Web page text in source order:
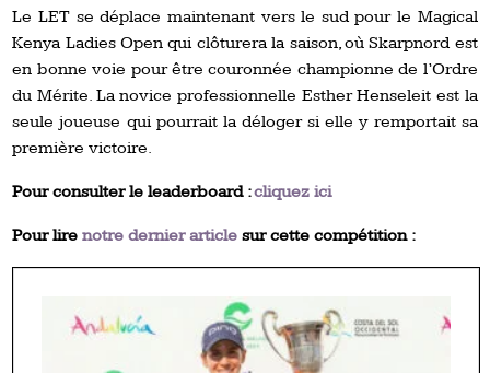
Le LET se déplace maintenant vers le sud pour le Magical
Kenya Ladies Open qui clôturera la saison, où Skarpnord est
en bonne voie pour être couronnée championne de l’Ordre
du Mérite. La novice professionnelle Esther Henseleit est la
seule joueuse qui pourrait la déloger si elle y remportait sa
première victoire.
Pour consulter le leaderboard :cliquez ici
Pour lirenotre dernier article sur cette compétition :